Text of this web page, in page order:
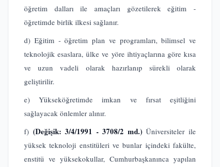
öğretim dalları ile amaçları gözetilerek eğitim -
öğretimde birlik ilkesi sağlanır.
d) Eğitim - öğretim plan ve programları, bilimsel ve
teknolojik esaslara, ülke ve yöre ihtiyaçlarına göre kısa
ve uzun vadeli olarak hazırlanıp sürekli olarak
geliştirilir.
e) Yükseköğretimde imkan ve fırsat eşitliğini
sağlayacak önlemler alınır.
f) (Değişik: 3/4/1991 - 3708/2 md.)Üniversiteler ile
yüksek teknoloji enstitüleri ve bunlar içindeki fakülte,
enstitü ve yüksekokullar, Cumhurbaşkanınca yapılan